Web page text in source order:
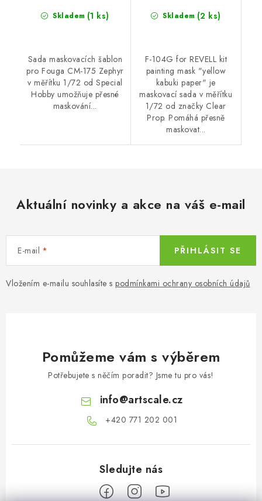
Skladem (1 ks)
Sada maskovacích šablon
pro Fouga CM-175 Zephyr
v měřítku 1/72 od Special
Hobby umožňuje přesné
maskování...
Skladem (2 ks)
F-104G for REVELL kit
painting mask "yellow
kabuki paper" je
maskovací sada v měřítku
1/72 od značky Clear
Prop. Pomáhá přesně
maskovat...
Aktuální novinky a akce na váš e-mail
E-mail
Vložením e-mailu souhlasíte s podmínkami ochrany osobních údajů
PŘIHLÁSIT SE
Pomůžeme vám s výběrem
Potřebujete s něčím poradit? Jsme tu pro vás!
info@artscale.cz
+420 771 202 001​